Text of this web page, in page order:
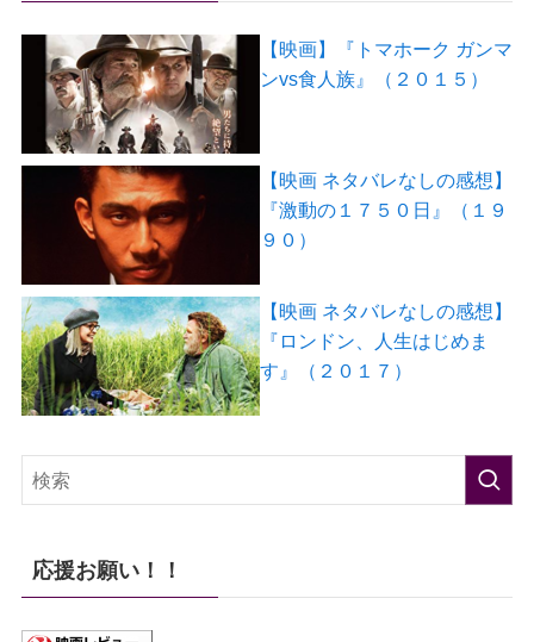
【映画】『トマホーク ガンマ
ンvs食人族』（２０１５）
【映画 ネタバレなしの感想】
『激動の１７５０日』（１９
９０）
【映画 ネタバレなしの感想】
『ロンドン、人生はじめま
す』（２０１７）
応援お願い！！